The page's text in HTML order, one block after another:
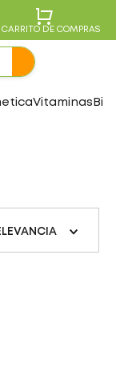
DE COMPRAS
Vitaminas